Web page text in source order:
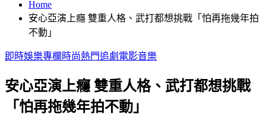
Home
安心亞演上癮 雙重人格、武打都想挑戰「怕再拖幾年拍
不動」
即時娛樂專欄 時尚熱門追劇 電影音樂
安心亞演上癮 雙重人格、武打都想挑戰
「怕再拖幾年拍不動」